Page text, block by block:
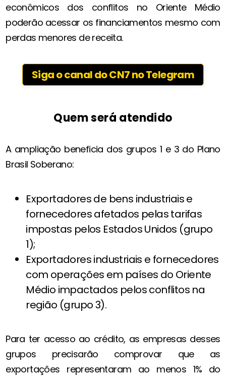
econômicos dos conflitos no Oriente Médio
poderão acessar os financiamentos mesmo com
perdas menores de receita.
Siga o canal do CN7 no Telegram
Quem será atendido
A ampliação beneficia dos grupos 1 e 3 do Plano
Brasil Soberano:
Exportadores de bens industriais e
fornecedores afetados pelas tarifas
impostas pelos Estados Unidos (grupo
1);
Exportadores industriais e fornecedores
com operações em países do Oriente
Médio impactados pelos conflitos na
região (grupo 3).
Para ter acesso ao crédito, as empresas desses
grupos precisarão comprovar que as
exportações representaram ao menos 1% do